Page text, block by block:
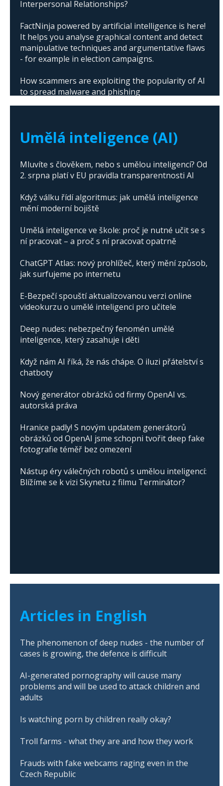
Interpersonal Relationships?
FactNinja powered by artificial intelligence is here!
It helps you analyse graphical content and detect
manipulative techniques and argumentative flaws
- for example in election campaigns.
How scammers are exploiting the popularity of AI
to spread malware and phishing
Umělá inteligence (AI)
Mluvíte s člověkem, nebo s umělou inteligencí? Od
2. srpna platí v EU pravidla transparentnosti AI
Když válku řídí algoritmus: jak umělá inteligence
mění moderní bojiště
Umělá inteligence ve škole: proč je nutné učit se s
ní pracovat – a proč s ní pracovat opatrně
ChatGPT Atlas: nový prohlížeč, který mění způsob,
jak surfujeme po internetu
E-Bezpečí spouští aktualizovanou verzi online
videokurzu o umělé inteligenci pro učitele
Deep nudes: nebezpečný fenomén umělé
inteligence, který zasahuje i děti
Když nám AI říká, že nás chápe. O iluzi přátelství s
chatboty
Nový generátor obrázků od firmy OpenAI vs.
autorská práva
Hranice padly! S novým updatem generátorů
obrázků od OpenAI jsme schopni tvořit deep fake
fotografie téměř bez omezení
Nástup éry válečných robotů s umělou inteligencí:
Blížíme se k vizi Skynetu z filmu Terminátor?
Articles in English
The phenomenon of deep nudes - the number of
cases is growing, the defence is difficult
AI-generated pornography will cause many
problems and will be used to attack children and
adults
Is watching porn by children really okay?
Troll farms - what they are and how they work
Frauds with fake webcams raging even in the
Czech Republic